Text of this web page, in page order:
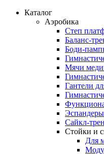
Каталог
Аэробика
Степ
Баланс-
Боди-
Мячи
Гантели
Сайкл-
Стойки и
Для